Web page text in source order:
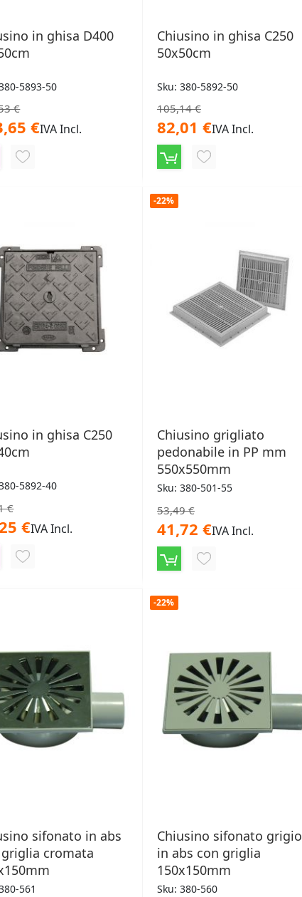
in ghisa D400
5893-50
€
€IVA Incl.
AGGIUNGI
Chiusino in ghisa C250
50x50cm
Sku: 380-5892-50
105,14 €
82,01 €IVA Incl.
AGGIUNGI
in ghisa C250
5892-40
€
€IVA Incl.
AGGIUNGI
-22%
Chiusino grigliato
pedonabile in PP mm
550x550mm
Sku: 380-501-55
53,49 €
41,72 €IVA Incl.
AGGIUNGI
sifonato in abs
cromata
561
-22%
Chiusino sifonato grigio
in abs con griglia
150x150mm
Sku: 380-560